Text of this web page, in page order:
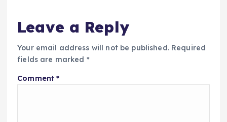
Leave a Reply
Your email address will not be published. Required
fields are marked *
Comment*